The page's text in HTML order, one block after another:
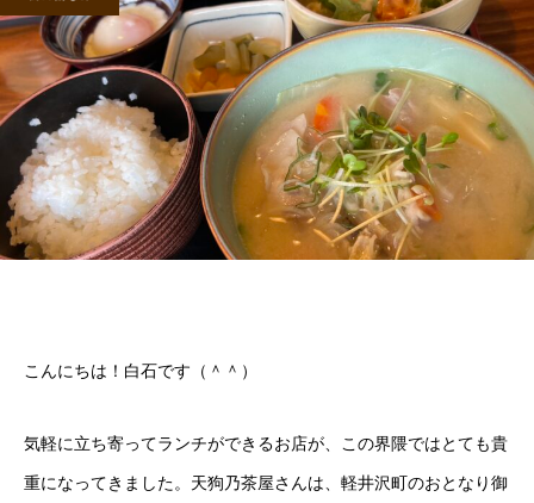
こんにちは！白石です（＾＾）
気軽に立ち寄ってランチができるお店が、この界隈ではとても貴
重になってきました。天狗乃茶屋さんは、軽井沢町のおとなり御